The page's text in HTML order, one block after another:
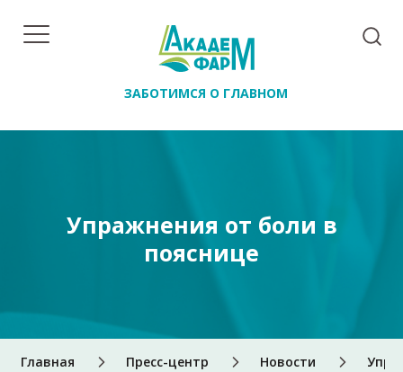
ЗАБОТИМСЯ О ГЛАВНОМ
Главная Пресс-центр Новости
Упражнения от боли в
пояснице